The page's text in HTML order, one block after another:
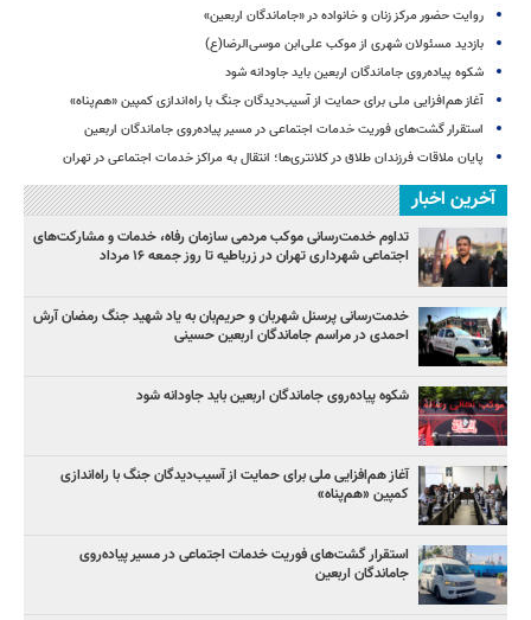
روایت حضور مرکز زنان و خانواده در «جاماندگان اربعین»
بازدید مسئولان شهری از موکب علی‌ابن موسی‌الرضا(ع)
شکوه پیاده‌روی جاماندگان اربعین باید جاودانه شود
آغاز هم‌افزایی ملی برای حمایت از آسیب‌دیدگان جنگ با راه‌اندازی کمپین «هم‌پناه»
استقرار گشت‌های فوریت خدمات اجتماعی در مسیر پیاده‌روی جاماندگان اربعین
پایان ملاقات فرزندان طلاق در کلانتری‌ها؛ انتقال به مراکز خدمات اجتماعی در تهران
آخرین اخبار
تداوم خدمت‌رسانی موکب مردمی سازمان رفاه، خدمات و مشارکت‌های
اجتماعی شهرداری تهران در زرباطیه تا روز جمعه ۱۶ مرداد
خدمت‌رسانی پرسنل شهربان و حریم‌بان به یاد شهید جنگ رمضان آرش
احمدی در مراسم جاماندگان اربعین حسینی
شکوه پیاده‌روی جاماندگان اربعین باید جاودانه شود
آغاز هم‌افزایی ملی برای حمایت از آسیب‌دیدگان جنگ با راه‌اندازی
کمپین «هم‌پناه»
استقرار گشت‌های فوریت خدمات اجتماعی در مسیر پیاده‌روی
جاماندگان اربعین